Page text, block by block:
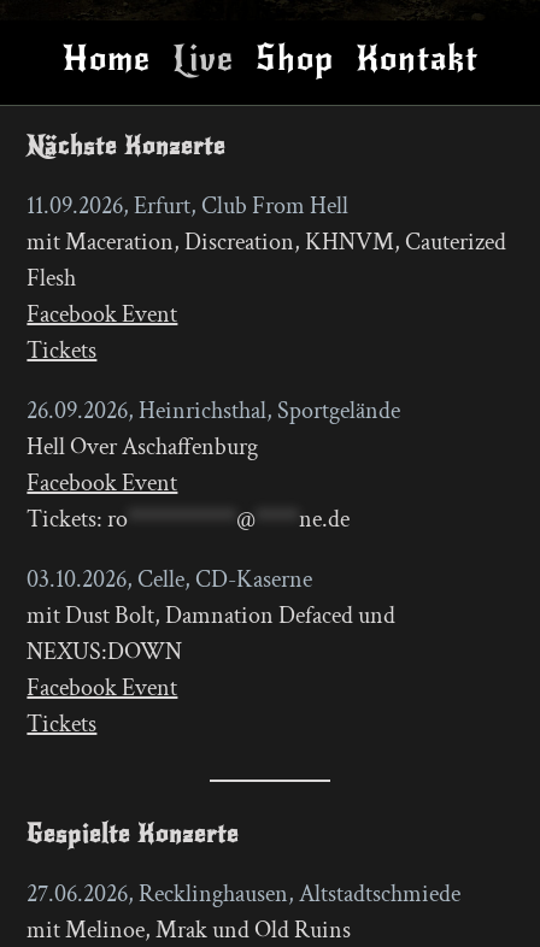
Home Live Shop Kontakt
Nächste Konzerte
11.09.2026, Erfurt, Club From Hell
mit Maceration, Discreation, KHNVM, Cauterized
Flesh
Facebook Event
Tickets
26.09.2026, Heinrichsthal, Sportgelände
Hell Over Aschaffenburg
Facebook Event
Tickets:ro @ ****ne.de
03.10.2026, Celle, CD-Kaserne
mit Dust Bolt, Damnation Defaced und
NEXUS:DOWN
Facebook Event
Tickets
Gespielte Konzerte
27.06.2026, Recklinghausen, Altstadtschmiede
mit Melinoe, Mrak und Old Ruins